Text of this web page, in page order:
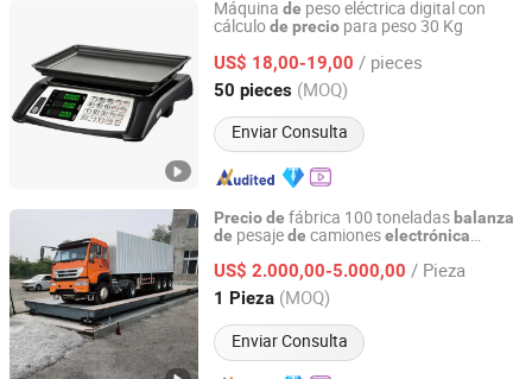
Máquina de peso eléctrica digital con
cálculode precio para peso 30 Kg
US$ 18,00-19,00 / pieces
50 pieces (MOQ)
Enviar Consulta
Zhejiang Junkaishun Industrial and Trade Co., Ltd.
Zhejiang, China Desde 2025
Preciode fábrica 100 toneladas balanza
de pesajede camioneselectrónica
balanzadecamiones
US$ 2.000,00-5.000,00 / Pieza
1 Pieza (MOQ)
Enviar Consulta
Shandong China Coal Construction Machinery Co., Ltd.
Shandong, China Desde 2012